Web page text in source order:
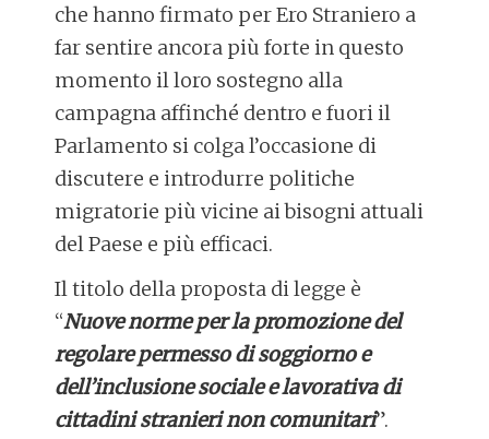
che hanno firmato per Ero Straniero a
far sentire ancora più forte in questo
momento il loro sostegno alla
campagna affinché dentro e fuori il
Parlamento si colga l’occasione di
discutere e introdurre politiche
migratorie più vicine ai bisogni attuali
del Paese e più efficaci.
Il titolo della proposta di legge è
“Nuove norme per la promozione del
regolare permesso di soggiorno e
dell’inclusione sociale e lavorativa di
cittadini stranieri non comunitari”.